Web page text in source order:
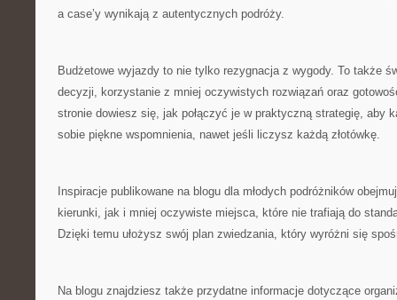
a case’y wynikają z autentycznych podróży.
Budżetowe wyjazdy to nie tylko rezygnacja z wygody. To także
decyzji, korzystanie z mniej oczywistych rozwiązań oraz
stronie dowiesz się, jak połączyć je w praktyczną strategię, aby
sobie piękne wspomnienia, nawet jeśli liczysz każdą złotówkę.
Inspiracje publikowane na blogu dla młodych podróżników
kierunki, jak i mniej oczywiste miejsca, które nie trafiają do
Dzięki temu ułożysz swój plan zwiedzania, który wyróżni się
Na blogu znajdziesz także przydatne informacje dotyczące